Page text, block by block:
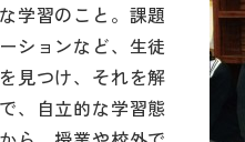
学習のこと。課題
ションなど、生徒
見つけ、それを解
、自立的な学習態